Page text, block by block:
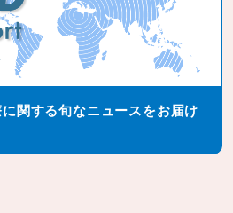
関する旬なニュースをお届け